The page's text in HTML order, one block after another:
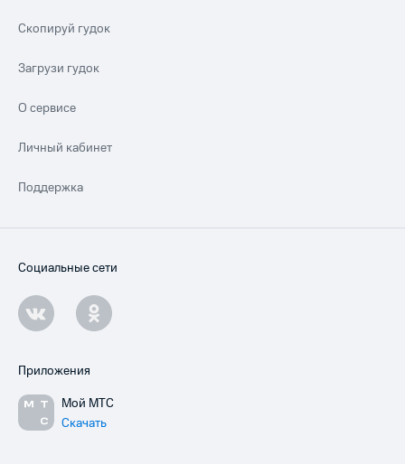
Скопируй гудок
Загрузи гудок
О сервисе
Личный кабинет
Поддержка
Социальные сети
Приложения
Мой МТС
Скачать